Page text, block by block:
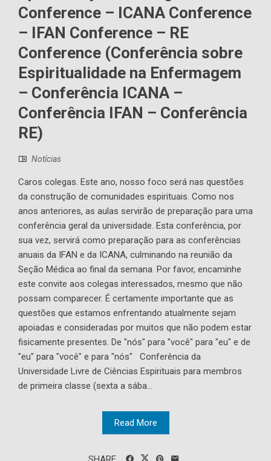
Conference – ICANA Conference
– IFAN Conference – RE
Conference (Conferência sobre
Espiritualidade na Enfermagem
– Conferência ICANA –
Conferência IFAN – Conferência
RE)
Notícias
Caros colegas. Este ano, nosso foco será nas questões
da construção de comunidades espirituais. Como nos
anos anteriores, as aulas servirão de preparação para uma
conferência geral da universidade. Esta conferência, por
sua vez, servirá como preparação para as conferências
anuais da IFAN e da ICANA, culminando na reunião da
Seção Médica ao final da semana. Por favor, encaminhe
este convite aos colegas interessados, mesmo que não
possam comparecer. É certamente importante que as
questões que estamos enfrentando atualmente sejam
apoiadas e consideradas por muitos que não podem estar
fisicamente presentes. De "nós" para "você" para "eu" e de
"eu" para "você" e para "nós" Conferência da
Universidade Livre de Ciências Espirituais para membros
de primeira classe (sexta a sába...
Read More